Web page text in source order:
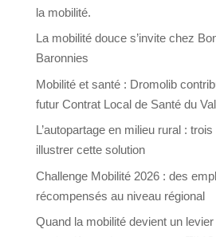
la mobilité.
La mobilité douce s’invite chez
Baronnies
Mobilité et santé : Dromolib
futur Contrat Local de Santé du
L’autopartage en milieu rural :
illustrer cette solution
Challenge Mobilité 2026 : des
récompensés au niveau régional
Quand la mobilité devient un levier